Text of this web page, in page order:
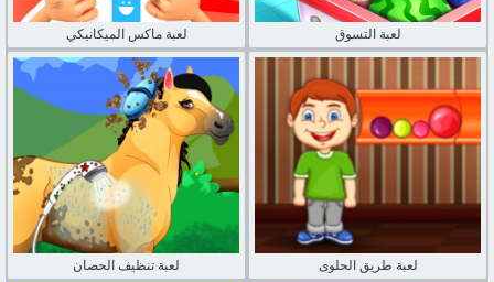
لعبة ماكس الميكانيكي لعبة التسوق
لعبة تنظيف الحصان لعبة طريق الحلوى